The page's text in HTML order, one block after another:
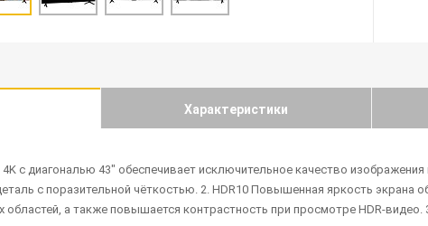
Характеристики
с диагональю 43" обеспечивает исключительное качество
с поразительной чёткостью. 2. HDR10 Повышенная яркость экрана
областей, а также повышается контрастность при просмотре HDR-видео.